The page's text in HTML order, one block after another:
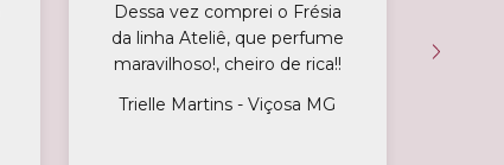
Dessa vez comprei o Frésia
da linha Ateliê, que perfume
maravilhoso!, cheiro de rica!!
Trielle Martins - Viçosa MG